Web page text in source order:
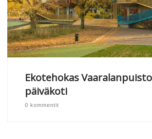
Ekotehokas
päiväkoti
0 kommentit